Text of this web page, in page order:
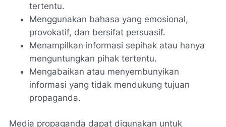
tertentu.
Menggunakan bahasa yang emosional,
provokatif, dan bersifat persuasif.
Menampilkan informasi sepihak atau hanya
menguntungkan pihak tertentu.
Mengabaikan atau menyembunyikan
informasi yang tidak mendukung tujuan
propaganda.
Media propaganda dapat digunakan untuk